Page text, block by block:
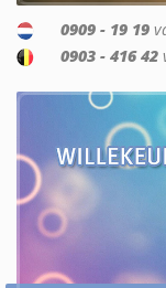
0909 - 19 19
0903 - 416 42